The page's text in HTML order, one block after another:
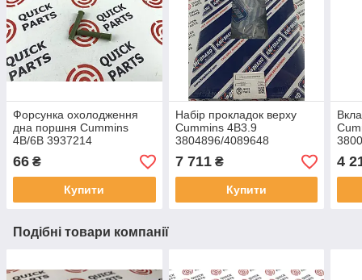
Форсунка охолодження
дна поршня Cummins
4B/6B 3937214
66 ₴
Купити
Набір прокладок верху
Cummins 4B3.9
3804896/4089648
7 711₴
Купити
4
Подібні товари компанії